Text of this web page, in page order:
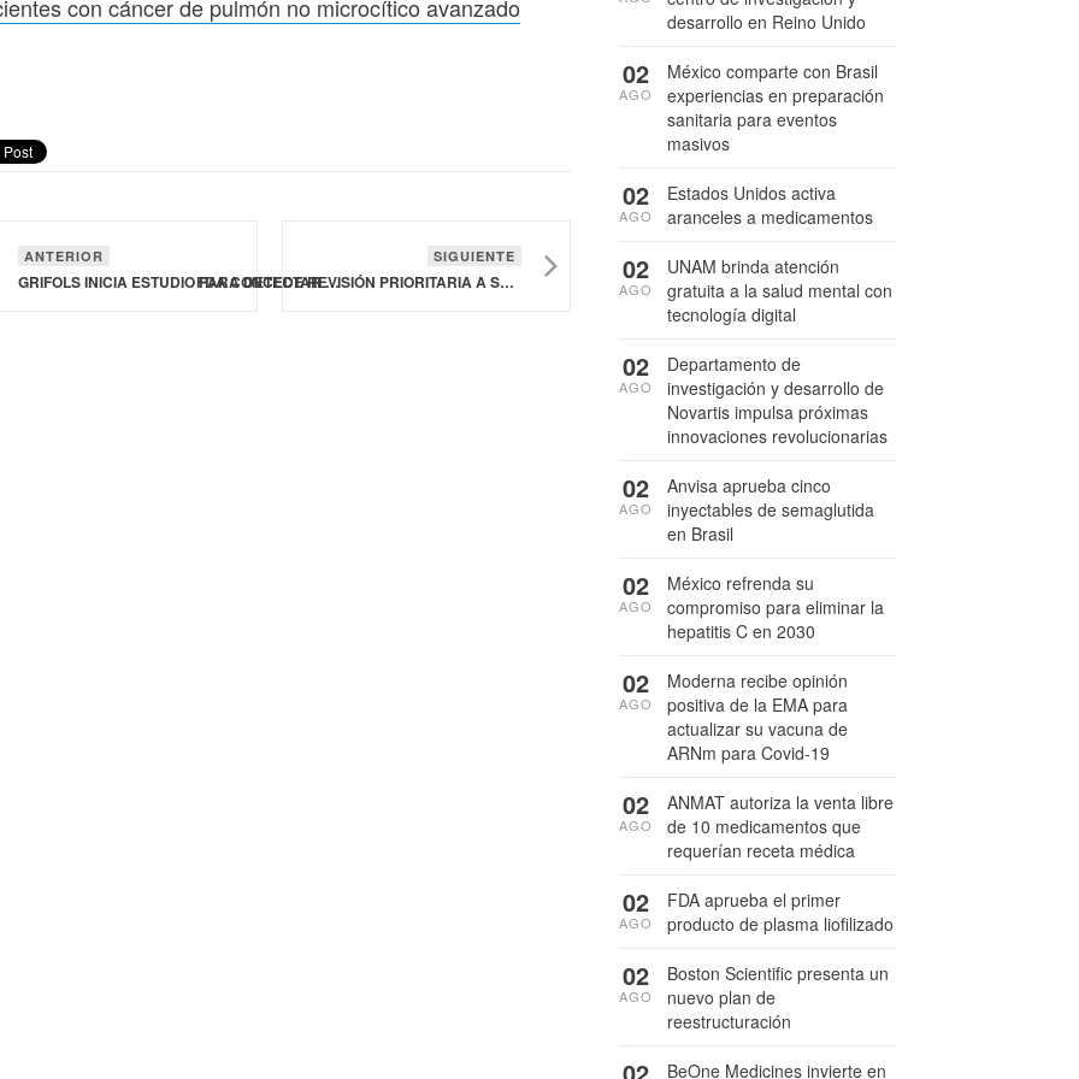
con cáncer de pulmón no microcítico avanzado
ANTERIOR
GRIFOLS INICIA ESTUDIO PARA DETECTAR SIGNOS TEMPRANOS DEL PARKINSON MEDIANTE EL ANÁLISIS DE MUESTRAS DE PLASMA
SIGUIENTE
FDA CONCEDE REVISIÓN PRIORITARIA A SU TRATAMIENTO PARA PACIENTES CON CÁNCER DE PULMÓN NO MICROCÍTICO AVANZADO
desarrollo en Reino Unido
México comparte con Brasil
experiencias en preparación
sanitaria para eventos
masivos
02
AGO
Estados Unidos activa
aranceles a medicamentos
02
AGO
UNAM brinda atención
gratuita a la salud mental con
tecnología digital
02
AGO
Departamento de
investigación y desarrollo de
Novartis impulsa próximas
innovaciones revolucionarias
02
AGO
Anvisa aprueba cinco
inyectables de semaglutida
en Brasil
02
AGO
México refrenda su
compromiso para eliminar la
hepatitis C en 2030
02
AGO
Moderna recibe opinión
positiva de la EMA para
actualizar su vacuna de
ARNm para Covid-19
02
AGO
ANMAT autoriza la venta libre
de 10 medicamentos que
requerían receta médica
02
AGO
FDA aprueba el primer
producto de plasma liofilizado
02
AGO
Boston Scientific presenta un
nuevo plan de
reestructuración
02
AGO
BeOne Medicines invierte en